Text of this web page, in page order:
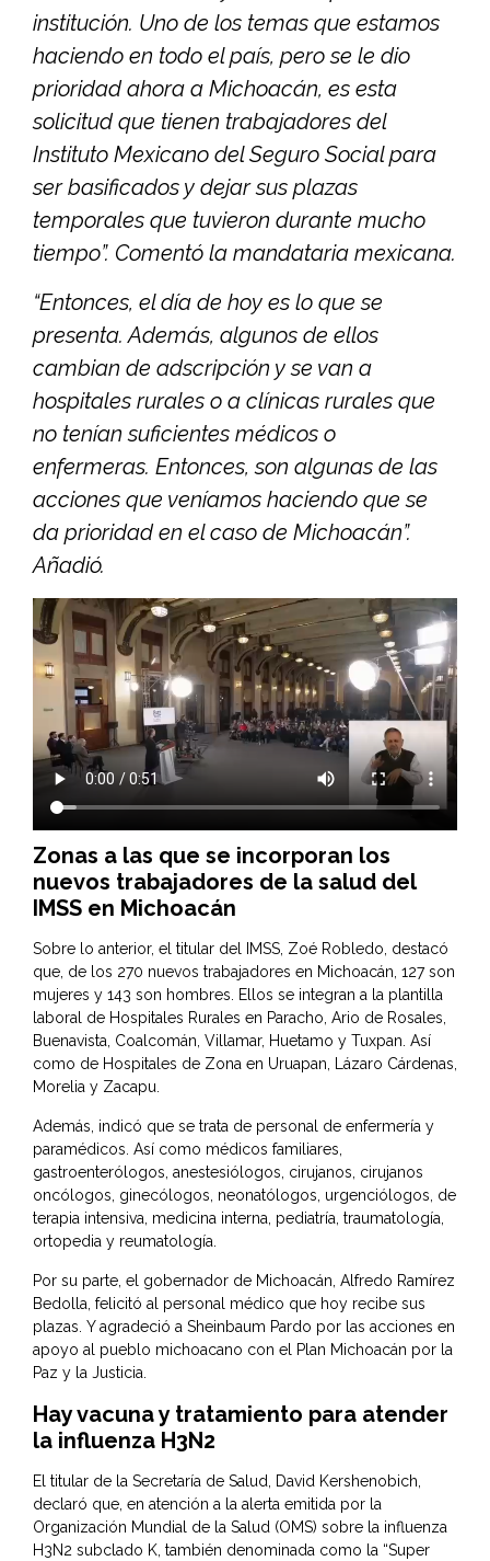
institución. Uno de los temas que estamos
haciendo en todo el país, pero se le dio
prioridad ahora a Michoacán, es esta
solicitud que tienen trabajadores del
Instituto Mexicano del Seguro Social para
ser basificados y dejar sus plazas
temporales que tuvieron durante mucho
tiempo”. Comentó la mandataria mexicana.
“Entonces, el día de hoy es lo que se
presenta. Además, algunos de ellos
cambian de adscripción y se van a
hospitales rurales o a clínicas rurales que
no tenían suficientes médicos o
enfermeras. Entonces, son algunas de las
acciones que veníamos haciendo que se
da prioridad en el caso de Michoacán”.
Añadió.
Zonas a las que se incorporan los
nuevos trabajadores de la salud del
IMSS en Michoacán
Sobre lo anterior, el titular del IMSS, Zoé Robledo, destacó
que, de los 270 nuevos trabajadores en Michoacán, 127 son
mujeres y 143 son hombres. Ellos se integran a la plantilla
laboral de Hospitales Rurales en Paracho, Ario de Rosales,
Buenavista, Coalcomán, Villamar, Huetamo y Tuxpan. Así
como de Hospitales de Zona en Uruapan, Lázaro Cárdenas,
Morelia y Zacapu.
Además, indicó que se trata de personal de enfermería y
paramédicos. Así como médicos familiares,
gastroenterólogos, anestesiólogos, cirujanos, cirujanos
oncólogos, ginecólogos, neonatólogos, urgenciólogos, de
terapia intensiva, medicina interna, pediatría, traumatología,
ortopedia y reumatología.
Por su parte, el gobernador de Michoacán, Alfredo Ramírez
Bedolla, felicitó al personal médico que hoy recibe sus
plazas. Y agradeció a Sheinbaum Pardo por las acciones en
apoyo al pueblo michoacano con el Plan Michoacán por la
Paz y la Justicia.
Hay vacuna y tratamiento para atender
la influenza H3N2
El titular de la Secretaría de Salud, David Kershenobich,
declaró que, en atención a la alerta emitida por la
Organización Mundial de la Salud (OMS) sobre la influenza
H3N2 subclado K, también denominada como la “Super